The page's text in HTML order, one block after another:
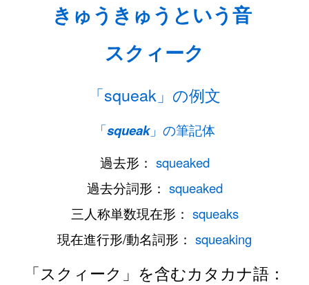
きゅうきゅうという音
スクィーク
「squeak」の例文
「squeak」の筆記体
過去形： squeaked
過去分詞形： squeaked
三人称単数現在形： squeaks
現在進行形/動名詞形： squeaking
「スクィーク」を含むカタカナ語：